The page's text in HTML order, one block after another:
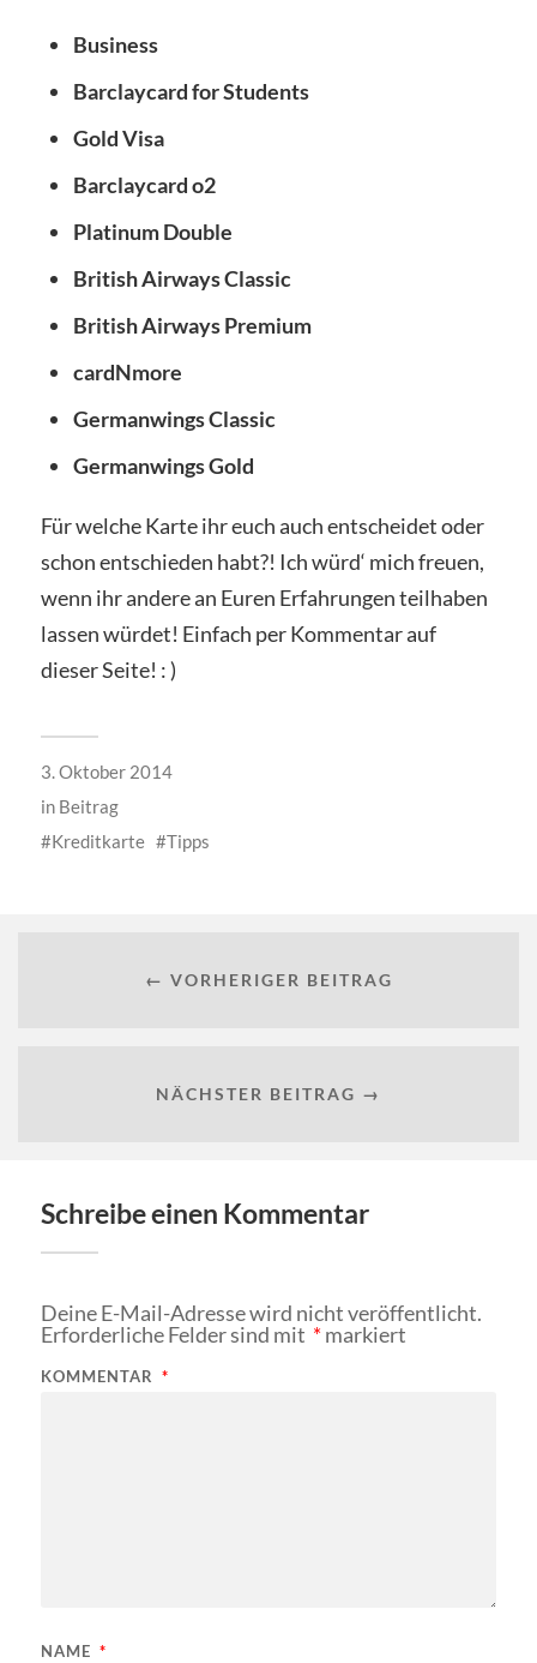
Business
Barclaycard for Students
Gold Visa
Barclaycard o2
Platinum Double
British Airways Classic
British Airways Premium
cardNmore
Germanwings Classic
Germanwings Gold
Für welche Karte ihr euch auch entscheidet oder
schon entschieden habt?! Ich würd‘ mich freuen,
wenn ihr andere an Euren Erfahrungen teilhaben
lassen würdet! Einfach per Kommentar auf
dieser Seite! : )
3. Oktober 2014
in Beitrag
Kreditkarte
Tipps
← VORHERIGER BEITRAG
NÄCHSTER BEITRAG →
Schreibe einen Kommentar
Deine E-Mail-Adresse wird nicht veröffentlicht.
Erforderliche Felder sind mit *markiert
KOMMENTAR *
NAME *